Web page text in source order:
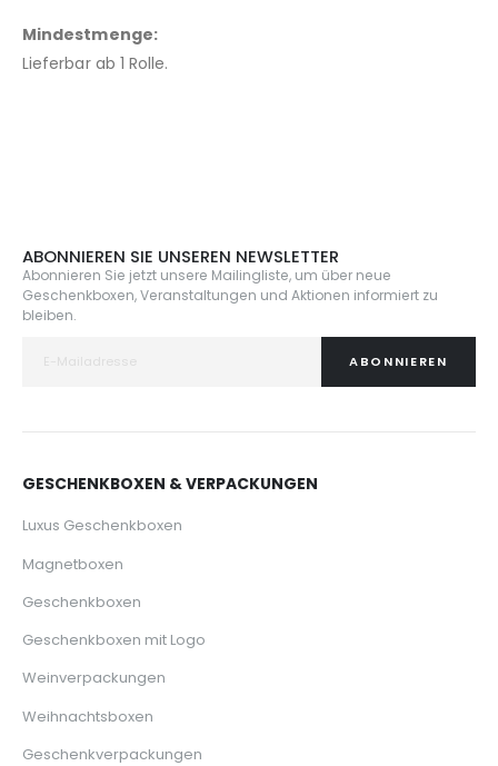
Mindestmenge:
Lieferbar ab 1 Rolle.
ABONNIEREN SIE UNSEREN NEWSLETTER
Abonnieren Sie jetzt unsere Mailingliste, um über neue
Geschenkboxen, Veranstaltungen und Aktionen informiert zu
bleiben.
ABONNIEREN
GESCHENKBOXEN & VERPACKUNGEN
Luxus Geschenkboxen
Magnetboxen
Geschenkboxen
Geschenkboxen mit Logo
Weinverpackungen
Weihnachtsboxen
Geschenkverpackungen